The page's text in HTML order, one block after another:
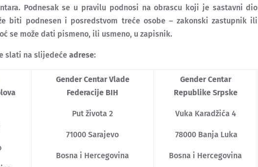
Podnesak se u pravilu podnosi na obrascu koji je sastavni dio
biti podnesen i posredstvom treće osobe – zakonski zastupnik ili
se može dati pismeno, ili usmeno, u zapisnik.
slati na slijedećeadrese:
Gender Centar Vlade
Federacije BIH
Put života 2
71000 Sarajevo
Bosna i Hercegovina
Gender Centar
Republike Srpske
Vuka Karadžića 4
78000 Banja Luka
Bosna i Hercegovina